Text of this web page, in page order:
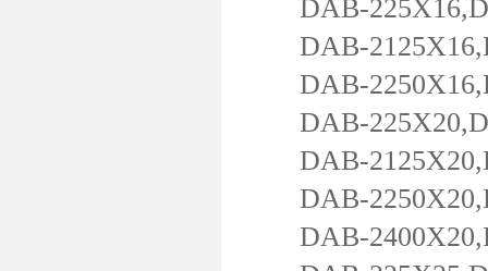
DAB-
DAB-
DAB-
DAB-
DAB-
DAB-
DAB-